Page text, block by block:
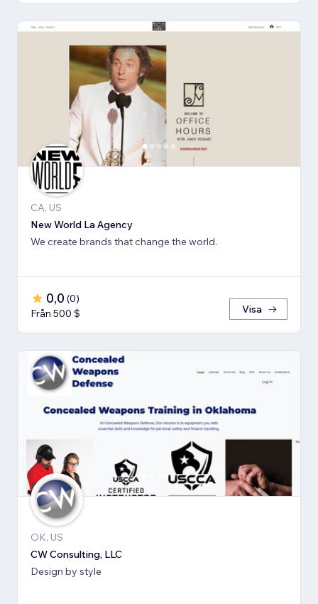
CA, US
New World La Agency
We create brands that change the world.
0,0 (0)
Från 500 $
Visa
OK, US
CW Consulting, LLC
Design by style